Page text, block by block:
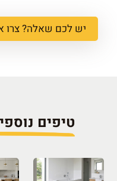
יש לכם שאלה? צרו
טיפים